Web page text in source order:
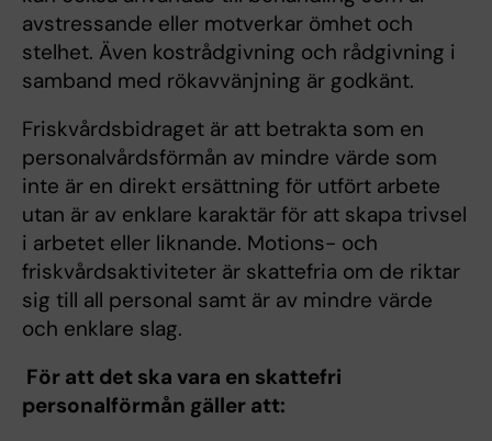
avstressande eller motverkar ömhet och
stelhet. Även kostrådgivning och rådgivning i
samband med rökavvänjning är godkänt.
Friskvårdsbidraget är att betrakta som en
personalvårdsförmån av mindre värde som
inte är en direkt ersättning för utfört arbete
utan är av enklare karaktär för att skapa trivsel
i arbetet eller liknande. Motions- och
friskvårdsaktiviteter är skattefria om de riktar
sig till all personal samt är av mindre värde
och enklare slag.
För att det ska vara en skattefri
personalförmån gäller att: